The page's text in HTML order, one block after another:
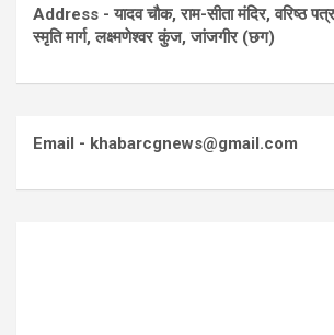
Address - यादव चौक, राम-सीता मंदिर, वरिष्ठ
स्मृति मार्ग, लक्ष्मणेश्वर कुंज, जांजगीर (छग)
Email - khabarcgnews@gmail.com